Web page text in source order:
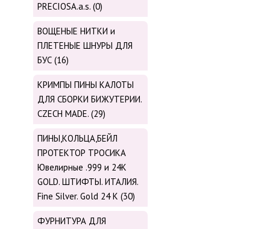
PRECIOSA.a.s. (0)
ВОЩЕНЫЕ НИТКИ и
ПЛЕТЕНЫЕ ШНУРЫ ДЛЯ
БУС (16)
КРИМПЫ ПИНЫ КАЛОТЫ
ДЛЯ СБОРКИ БИЖУТЕРИИ.
CZECH MADE. (29)
ПИНЫ,КОЛЬЦА,БЕЙЛ
ПРОТЕКТОР ТРОСИКА
Ювелирные .999 и 24К
GOLD. ШТИФТЫ. ИТАЛИЯ.
Fine Silver. Gold 24 K (30)
ФУРНИТУРА ДЛЯ